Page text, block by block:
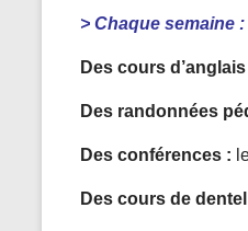
> Chaque semaine :
Des cours d’anglais
Des randonnées
Des conférences :
Des cours de